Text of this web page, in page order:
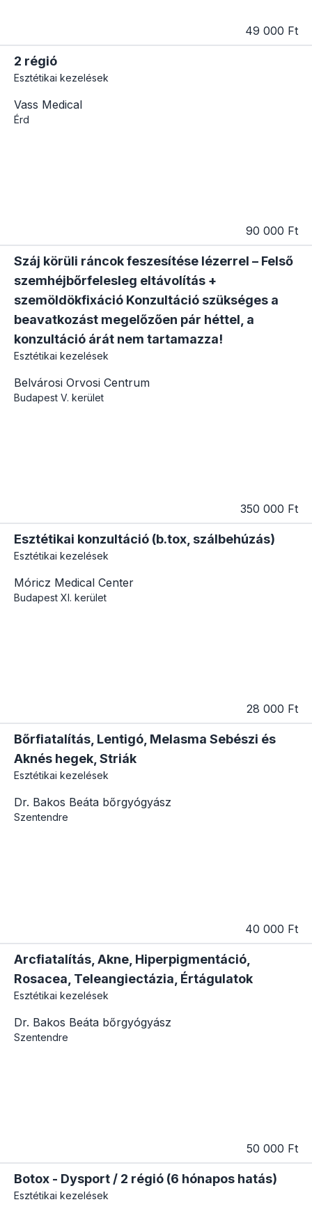
49 000 Ft
2 régió
Esztétikai kezelések
Vass Medical
Érd
90 000 Ft
Száj körüli ráncok feszesítése lézerrel – Felső
szemhéjbőrfelesleg eltávolítás +
szemöldökfixáció Konzultáció szükséges a
beavatkozást megelőzően pár héttel, a
konzultáció árát nem tartamazza!
Esztétikai kezelések
Belvárosi Orvosi Centrum
Budapest V. kerület
350 000 Ft
Esztétikai konzultáció (b.tox, szálbehúzás)
Esztétikai kezelések
Móricz Medical Center
Budapest XI. kerület
28 000 Ft
Bőrfiatalítás, Lentigó, Melasma Sebészi és
Aknés hegek, Striák
Esztétikai kezelések
Dr. Bakos Beáta bőrgyógyász
Szentendre
40 000 Ft
Arcfiatalítás, Akne, Hiperpigmentáció,
Rosacea, Teleangiectázia, Értágulatok
Esztétikai kezelések
Dr. Bakos Beáta bőrgyógyász
Szentendre
50 000 Ft
Botox - Dysport / 2 régió (6 hónapos hatás)
Esztétikai kezelések